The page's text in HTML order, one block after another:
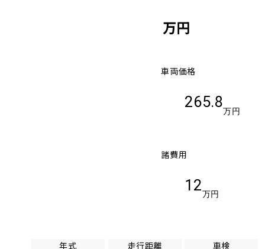
万円
車両価格
265.8
万円
諸費用
12
万円
年式 走行距離 車検